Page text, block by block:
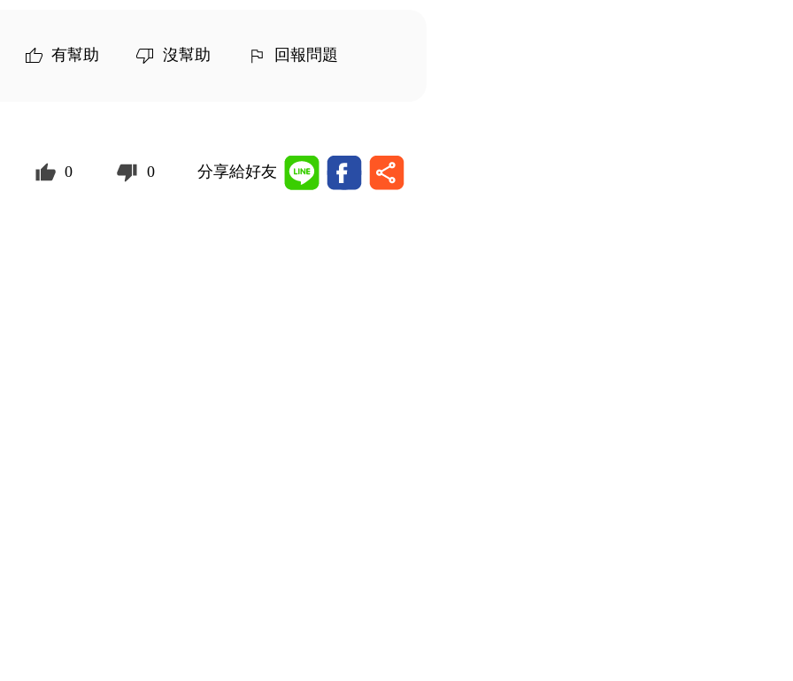
有幫助 沒幫助 回報問題
0 0 分享給好友